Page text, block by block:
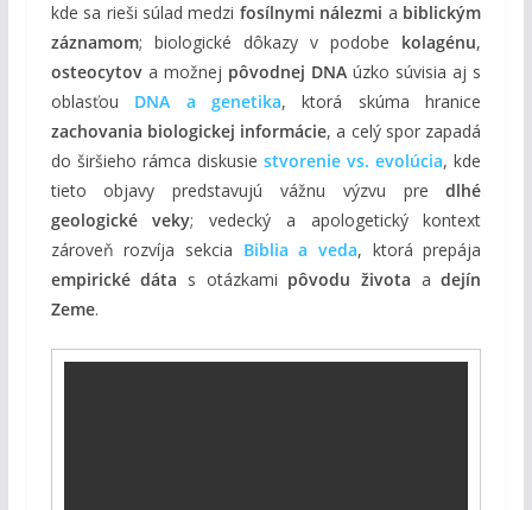
kde sa rieši súlad medzi fosílnymi nálezmi a biblickým
záznamom; biologické dôkazy v podobe kolagénu,
osteocytova možnej pôvodnej DNA úzko súvisia aj s
oblasťou DNA a genetika, ktorá skúma hranice
zachovania biologickej informácie, a celý spor zapadá
do širšieho rámca diskusiestvorenie vs. evolúcia, kde
tieto objavy predstavujú vážnu výzvu predlhé
geologické veky; vedecký a apologetický kontext
zároveň rozvíja sekcia Biblia a veda, ktorá prepája
empirické dáta s otázkami pôvodu života adejín
Zeme.